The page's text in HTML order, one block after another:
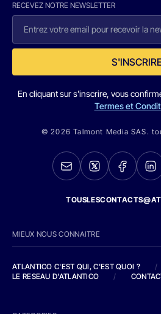
RECEVEZ NOTRE NEWSLETTER
En cliquant sur s'inscrire, vous
Termes et
© 2026 Talmont Media SAS.
MIEUX NOUS CONNAITRE
ATLANTICO C'EST QUI, C'EST QUOI ?
/
LE RESEAU D'ATLANTICO
/